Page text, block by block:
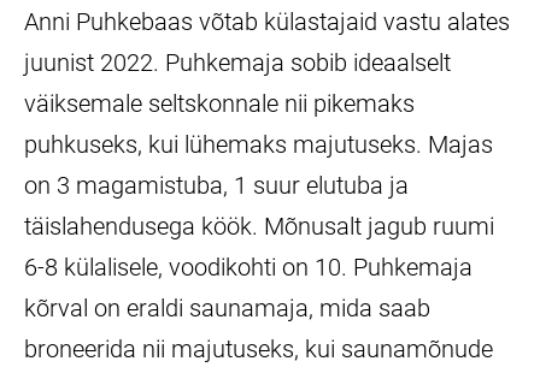
Anni Puhkebaas võtab külastajaid vastu alates
juunist 2022. Puhkemaja sobib ideaalselt
väiksemale seltskonnale nii pikemaks
puhkuseks, kui lühemaks majutuseks. Majas
on 3 magamistuba, 1 suur elutuba ja
täislahendusega köök. Mõnusalt jagub ruumi
6-8 külalisele, voodikohti on 10. Puhkemaja
kõrval on eraldi saunamaja, mida saab
broneerida nii majutuseks, kui saunamõnude